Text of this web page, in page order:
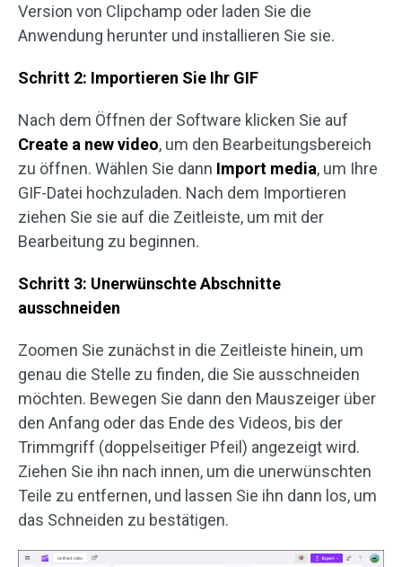
Version von Clipchamp oder laden Sie die
Anwendung herunter und installieren Sie sie.
Schritt 2: Importieren Sie Ihr GIF
Nach dem Öffnen der Software klicken Sie auf
Create a new video, um den Bearbeitungsbereich
zu öffnen. Wählen Sie dann Import media, um Ihre
GIF-Datei hochzuladen. Nach dem Importieren
ziehen Sie sie auf die Zeitleiste, um mit der
Bearbeitung zu beginnen.
Schritt 3: Unerwünschte Abschnitte
ausschneiden
Zoomen Sie zunächst in die Zeitleiste hinein, um
genau die Stelle zu finden, die Sie ausschneiden
möchten. Bewegen Sie dann den Mauszeiger über
den Anfang oder das Ende des Videos, bis der
Trimmgriff (doppelseitiger Pfeil) angezeigt wird.
Ziehen Sie ihn nach innen, um die unerwünschten
Teile zu entfernen, und lassen Sie ihn dann los, um
das Schneiden zu bestätigen.